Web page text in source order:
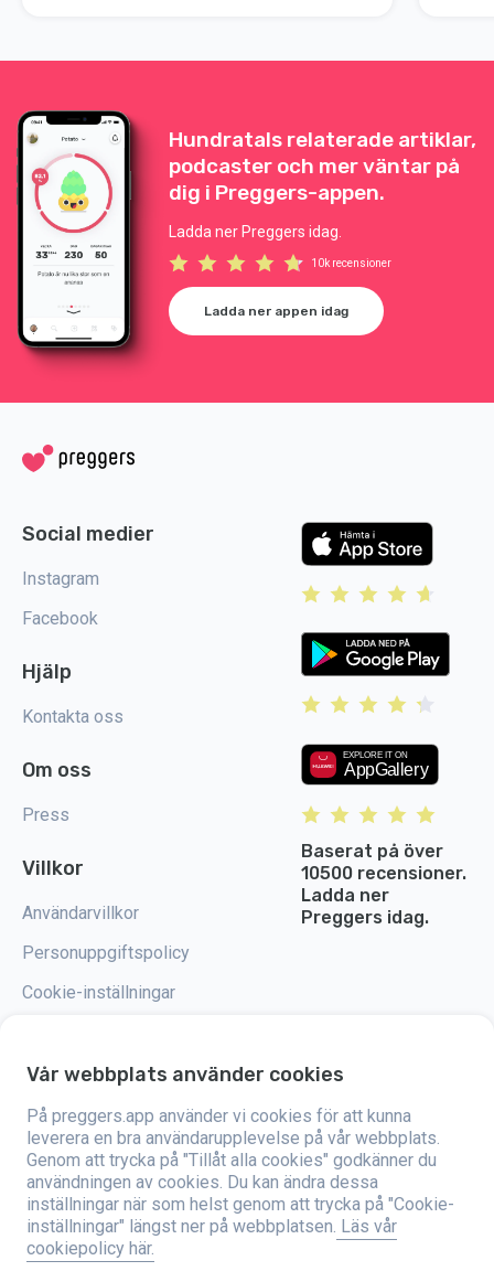
Hundratals relaterade artiklar,
podcaster och mer väntar på
dig i Preggers-appen.
Ladda ner Preggers idag.
10k recensioner
Ladda ner appen idag
Social medier
Instagram
Facebook
Hjälp
Kontakta oss
Om oss
Press
Villkor
Användarvillkor
Personuppgiftspolicy
Cookie-inställningar
Baserat på över
10500 recensioner.
Ladda ner
Preggers idag.
Preggers är en app som skapades av det svenska företaget Stroller AB år
2017. Målet med appen är att göra föräldraskapet enklare för blivande och
nyblivna föräldrar över hela världen. Med hjälp av ett mångsidigt team och
samarbeten med experter har de utvecklat användarvänliga appar som
har använts av över två miljoner människor. Preggers erbjuder en unik 3D-
upplevelse där man kan få uppdateringar, tips och verktyg som är
anpassade för varje steg i graviditeten. Appen stöder också nyblivna
föräldrar genom att ge praktiska råd om att ta hand om nyfödda och en
familjekalender att organisera vardagen med. Preggers värdesätter
mångfald och inkludering och stödjer olika typer av familjer. Appen har
Vår webbplats använder cookies
På preggers.app använder vi cookies för att kunna
leverera en bra användarupplevelse på vår webbplats.
Genom att trycka på "Tillåt alla cookies" godkänner du
användningen av cookies. Du kan ändra dessa
inställningar när som helst genom att trycka på "Cookie-
inställningar" längst ner på webbplatsen. Läs vår
cookiepolicy här.